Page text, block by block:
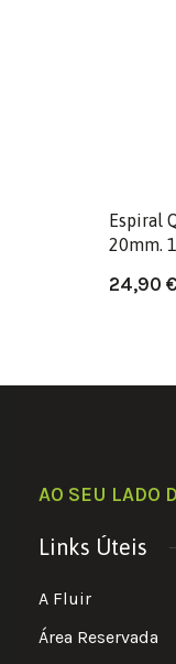
Espiral
20mm.
24,90 €
AO SEU LADO
Links Úteis
A Fluir
Área Reservada